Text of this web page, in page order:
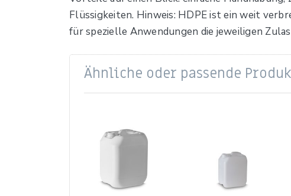
Flüssigkeiten. Hinweis: HDPE ist ein weit
für spezielle Anwendungen die jeweiligen
Ähnliche oder passende